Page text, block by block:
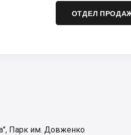
ОТДЕЛ
, Парк им. Довженко